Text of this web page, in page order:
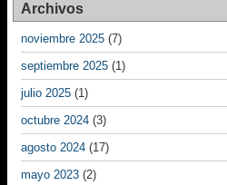
Archivos
noviembre 2025 (7)
septiembre 2025 (1)
julio 2025 (1)
octubre 2024 (3)
agosto 2024 (17)
mayo 2023 (2)